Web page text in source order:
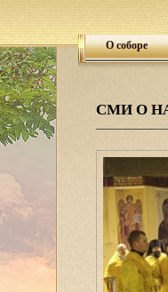
О соборе
СМИ О